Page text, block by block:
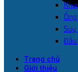
Trang chủ
Giới thiệu